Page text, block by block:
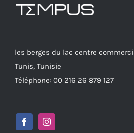
les berges du lac centre
Tunis, Tunisie
Téléphone: 00 216 26 879 127